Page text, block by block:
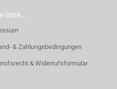
ÜBER...
& Zahlungsbedingungen
& Widerrufsformular